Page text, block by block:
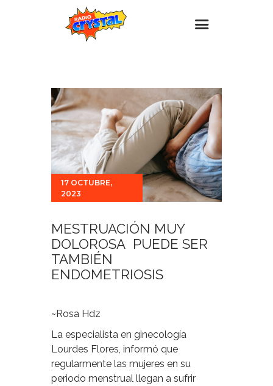
Estaciones
Eventos
Promociones
Noticias
Para ti
Contacto
17 OCTUBRE,
2023
MESTRUACIÓN MUY
DOLOROSA PUEDE SER
TAMBIÉN
ENDOMETRIOSIS
~Rosa Hdz
La especialista en ginecología
Lourdes Flores, informó que
regularmente las mujeres en su
periodo menstrual llegan a sufrir